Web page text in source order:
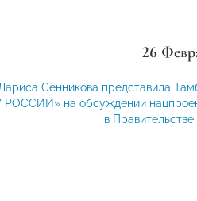
26
Сенникова представила
на обсуждении
в Правительстве